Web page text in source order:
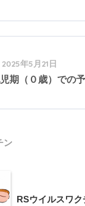
2025年5月21日
期（０歳）での
ン
RSウイルスワ